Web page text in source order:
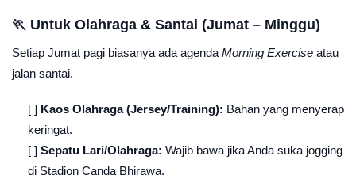
🏃 Untuk Olahraga & Santai (Jumat – Minggu)
Setiap Jumat pagi biasanya ada agenda Morning Exercise atau
jalan santai.
[ ] Kaos Olahraga (Jersey/Training): Bahan yang menyerap
keringat.
[ ] Sepatu Lari/Olahraga: Wajib bawa jika Anda suka jogging
di Stadion Canda Bhirawa.